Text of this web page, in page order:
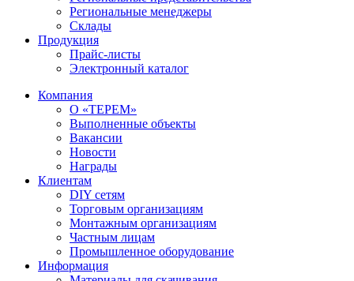
Региональные менеджеры
Склады
Продукция
Прайс-листы
Электронный каталог
Компания
О «ТЕРЕМ»
Выполненные объекты
Вакансии
Новости
Награды
Клиентам
DIY сетям
Торговым организациям
Монтажным организациям
Частным лицам
Промышленное оборудование
Информация